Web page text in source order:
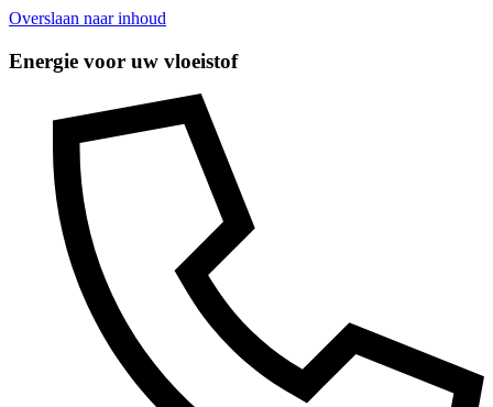
Overslaan naar inhoud
Energie voor uw vloeistof